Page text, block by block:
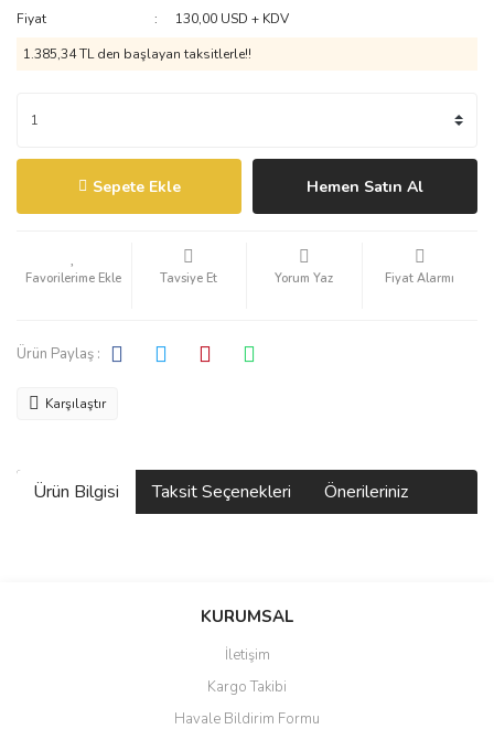
Fiyat
130,00 USD + KDV
1.385,34 TL den başlayan taksitlerle!!
Sepete Ekle Hemen Satın Al
Tavsiye Et Yorum Yaz Fiyat Alarmı
Ürün Paylaş :
Karşılaştır
Ürün Bilgisi Taksit Seçenekleri Önerileriniz
Ürün resmi kalitesiz, bozuk veya görüntülenemiyor.
Ürün açıklamasında eksik bilgiler bulunuyor.
KURUMSAL
İletişim
Kargo Takibi
Havale Bildirim Formu